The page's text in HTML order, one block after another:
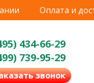
Оплата и
434-66-29
739-95-29
звонок